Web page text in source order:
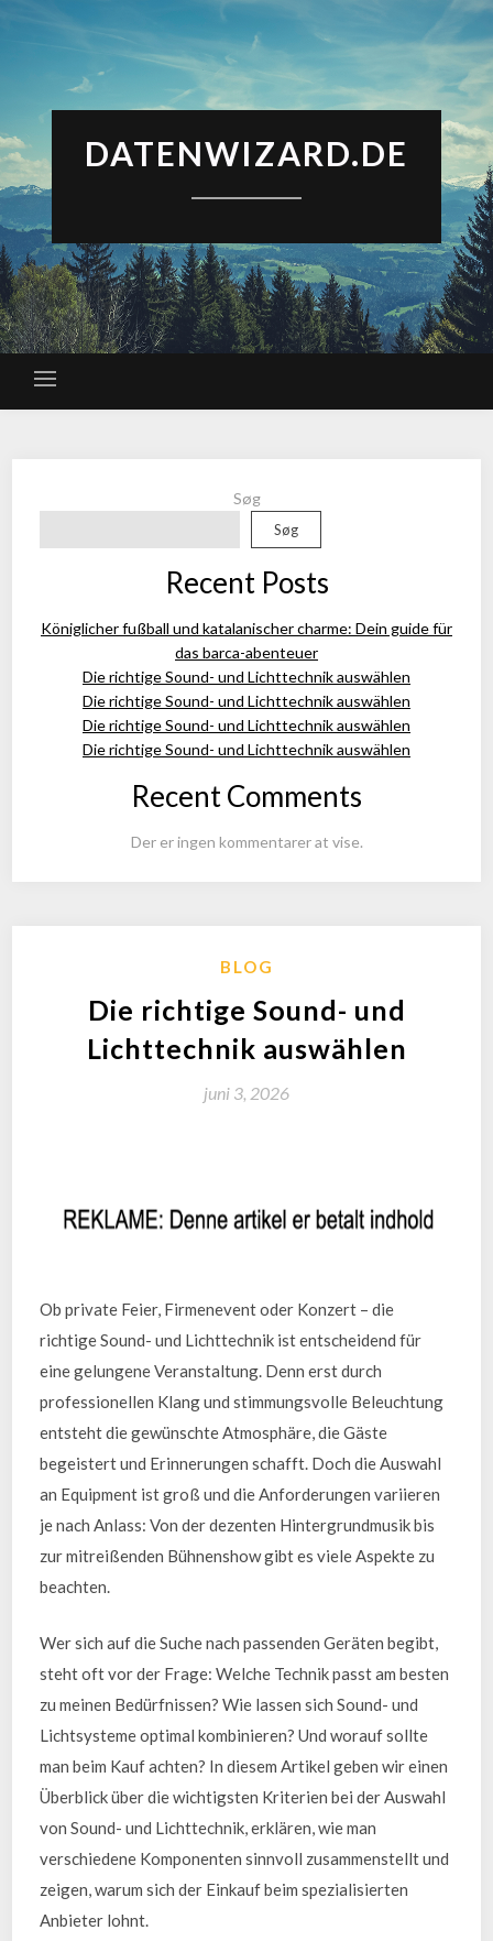
DATENWIZARD.DE
Søg
Søg
Recent Posts
Königlicher fußball und katalanischer charme: Dein guide für
das barca-abenteuer
Die richtige Sound- und Lichttechnik auswählen
Die richtige Sound- und Lichttechnik auswählen
Die richtige Sound- und Lichttechnik auswählen
Die richtige Sound- und Lichttechnik auswählen
Recent Comments
Der er ingen kommentarer at vise.
BLOG
Die richtige Sound- und
Lichttechnik auswählen
juni 3, 2026
Ob private Feier, Firmenevent oder Konzert – die
richtige Sound- und Lichttechnik ist entscheidend für
eine gelungene Veranstaltung. Denn erst durch
professionellen Klang und stimmungsvolle Beleuchtung
entsteht die gewünschte Atmosphäre, die Gäste
begeistert und Erinnerungen schafft. Doch die Auswahl
an Equipment ist groß und die Anforderungen variieren
je nach Anlass: Von der dezenten Hintergrundmusik bis
zur mitreißenden Bühnenshow gibt es viele Aspekte zu
beachten.
Wer sich auf die Suche nach passenden Geräten begibt,
steht oft vor der Frage: Welche Technik passt am besten
zu meinen Bedürfnissen? Wie lassen sich Sound- und
Lichtsysteme optimal kombinieren? Und worauf sollte
man beim Kauf achten? In diesem Artikel geben wir einen
Überblick über die wichtigsten Kriterien bei der Auswahl
von Sound- und Lichttechnik, erklären, wie man
verschiedene Komponenten sinnvoll zusammenstellt und
zeigen, warum sich der Einkauf beim spezialisierten
Anbieter lohnt.